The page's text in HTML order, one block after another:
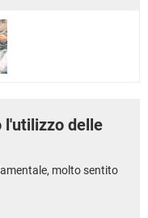
l'utilizzo delle
molto sentito